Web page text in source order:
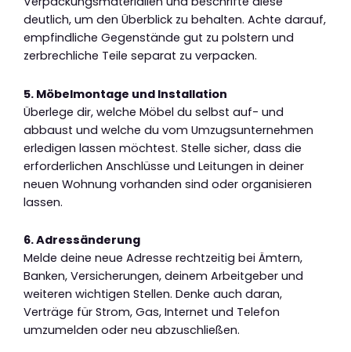
deutlich, um den Überblick zu behalten. Achte darauf,
empfindliche Gegenstände gut zu polstern und
zerbrechliche Teile separat zu verpacken.
5. Möbelmontage und Installation
Überlege dir, welche Möbel du selbst auf- und
abbaust und welche du vom Umzugsunternehmen
erledigen lassen möchtest. Stelle sicher, dass die
erforderlichen Anschlüsse und Leitungen in deiner
neuen Wohnung vorhanden sind oder organisieren
lassen.
6. Adressänderung
Melde deine neue Adresse rechtzeitig bei Ämtern,
Banken, Versicherungen, deinem Arbeitgeber und
weiteren wichtigen Stellen. Denke auch daran,
Verträge für Strom, Gas, Internet und Telefon
umzumelden oder neu abzuschließen.